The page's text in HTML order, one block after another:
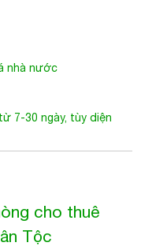
nhà nước
7-30 ngày, tùy diện
cho thuê
Tộc